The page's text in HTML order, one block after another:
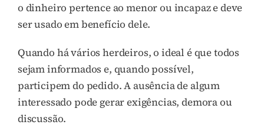
o dinheiro pertence ao menor ou incapaz e deve
ser usado em benefício dele.
Quando há vários herdeiros, o ideal é que todos
sejam informados e, quando possível,
participem do pedido. A ausência de algum
interessado pode gerar exigências, demora ou
discussão.